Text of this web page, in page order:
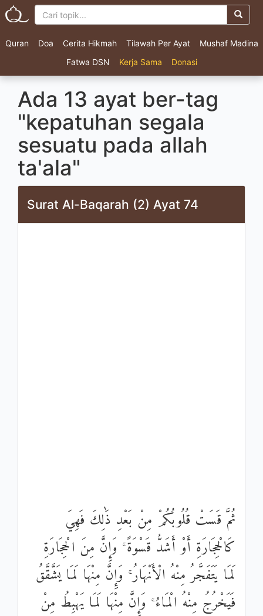
Quran Doa Cerita Hikmah Tilawah Per Ayat
Mushaf Madina
Fatwa DSN
Kerja Sama Donasi
Ada 13 ayat ber-tag
"kepatuhan segala
sesuatu pada allah
ta'ala"
Surat Al-Baqarah (2) Ayat 74
ثُمَّ قَسَتْ قُلُوبُكُمْ مِنْ بَعْدِ ذَٰلِكَ فَهِيَ
كَالْحِجَارَةِ أَوْ أَشَدُّ قَسْوَةً ۚ وَإِنَّ مِنَ الْحِجَارَةِ
لَمَا يَتَفَجَّرُ مِنْهُ الْأَنْهَارُ ۚ وَإِنَّ مِنْهَا لَمَا يَشَّقَّقُ
فَيَخْرُجُ مِنْهُ الْمَاءُ ۚ وَإِنَّ مِنْهَا لَمَا يَهْبِطُ مِنْ